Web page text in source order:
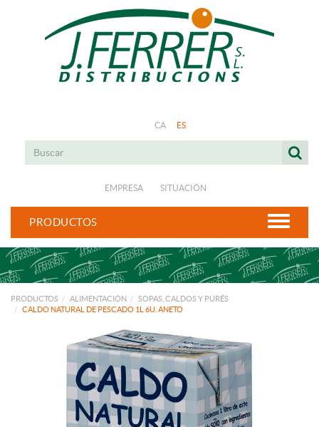
CA ES
EMPRESA SITUACIÓN
PRODUCTOS
PRODUCTOS ALIMENTACIÓN
SOPAS, CALDOS Y PURÉS
CALDO NATURAL DE PESCADO 1L 6U. ANETO